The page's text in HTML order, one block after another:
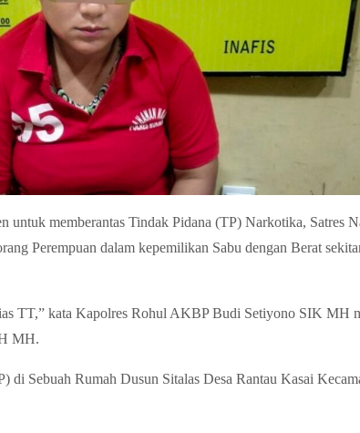
untuk memberantas Tindak Pidana (TP) Narkotika, Satres
Perempuan dalam kepemilikan Sabu dengan Berat
TT,” kata Kapolres Rohul AKBP Budi Setiyono SIK MH
MH.
di Sebuah Rumah Dusun Sitalas Desa Rantau Kasai